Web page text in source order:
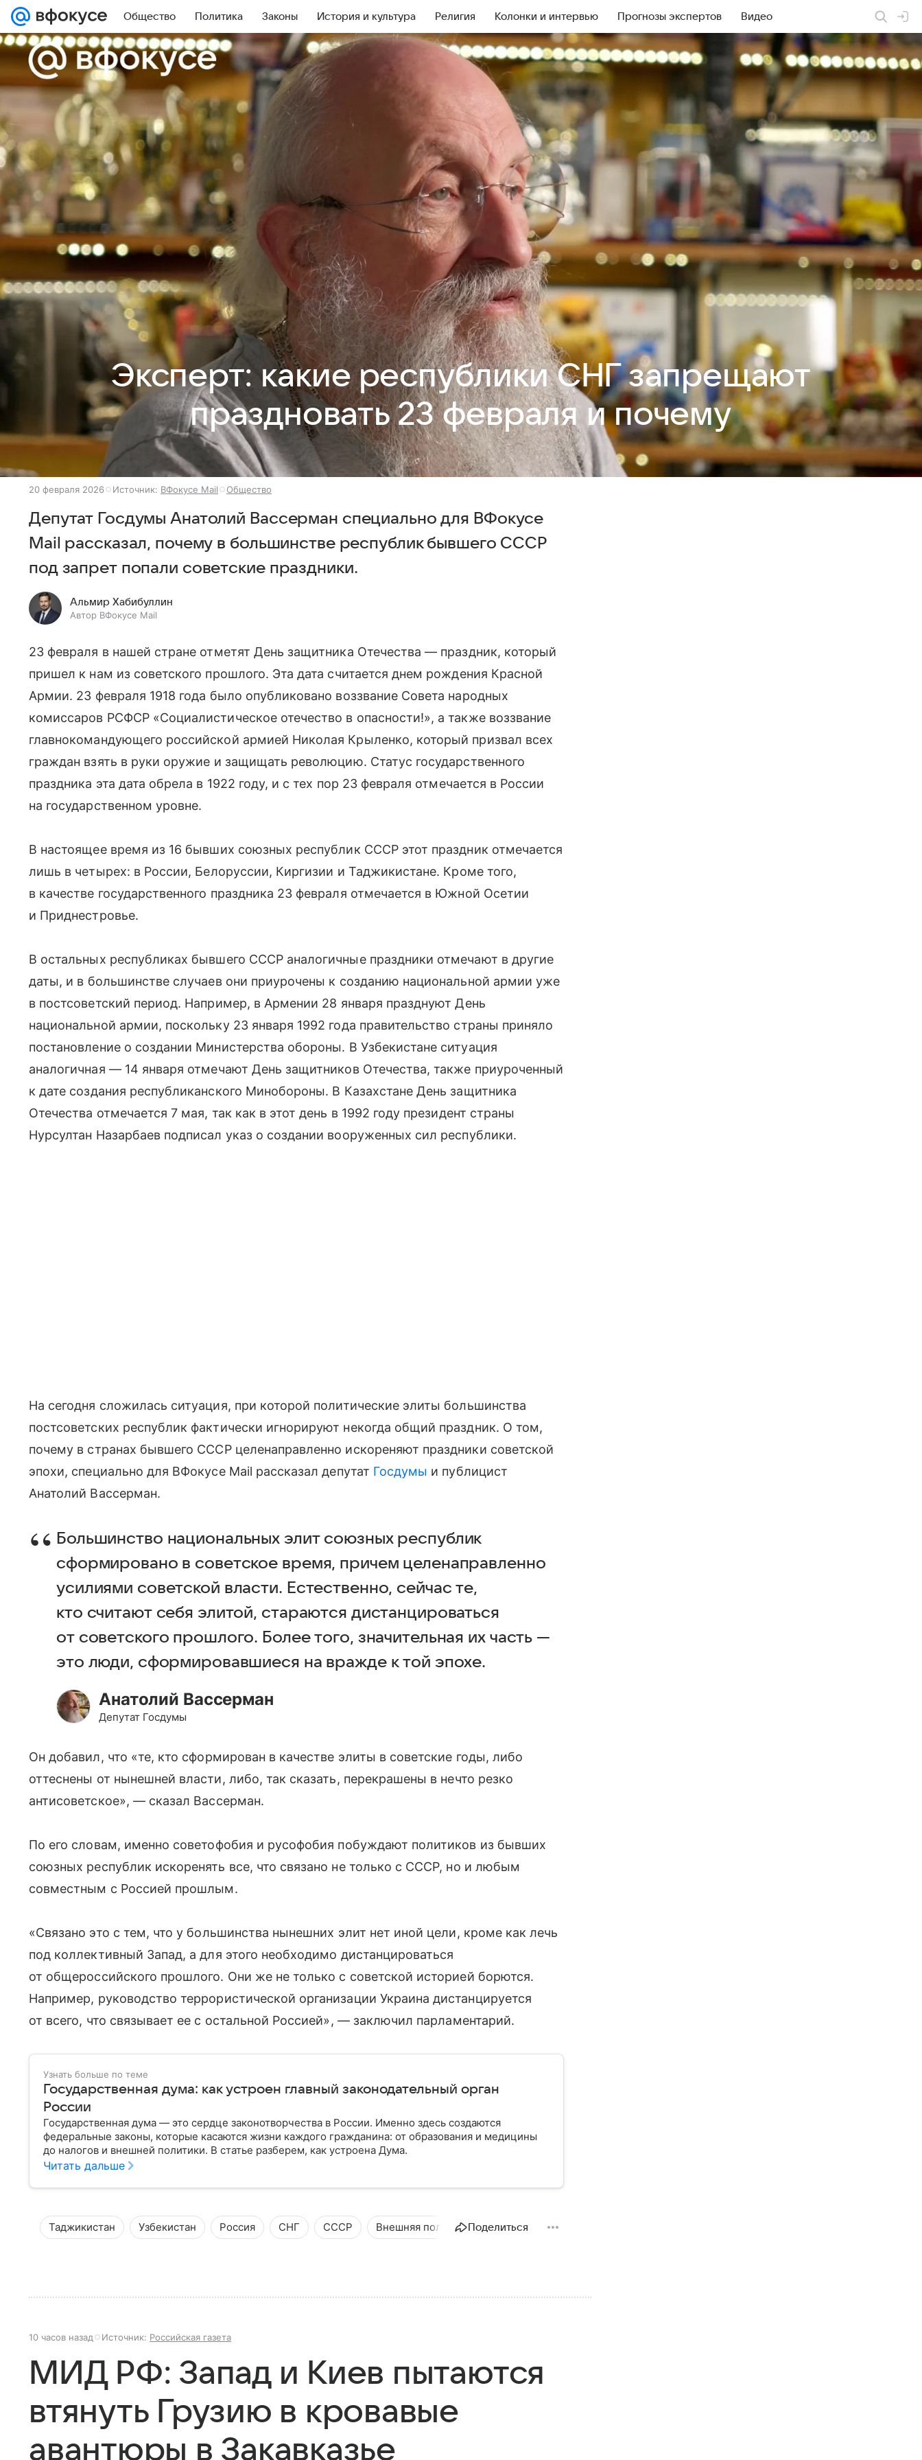
Общество Политика Законы История и культура Религия Колонки и интервью Прогнозы экспертов Видео
Эксперт: какие республики СНГ запрещают
праздновать 23 февраля и почему
20 февраля 2026 Источник: ВФокусе Mail Общество
Депутат Госдумы Анатолий Вассерман специально для ВФокусе
Mail рассказал, почему в большинстве республик бывшего СССР
под запрет попали советские праздники.
Альмир Хабибуллин
Автор ВФокусе Mail
23 февраля в нашей стране отметят День защитника Отечества — праздник, который
пришел к нам из советского прошлого. Эта дата считается днем рождения Красной
Армии. 23 февраля 1918 года было опубликовано воззвание Совета народных
комиссаров РСФСР «Социалистическое отечество в опасности!», а также воззвание
главнокомандующего российской армией Николая Крыленко, который призвал всех
граждан взять в руки оружие и защищать революцию. Статус государственного
праздника эта дата обрела в 1922 году, и с тех пор 23 февраля отмечается в России
на государственном уровне.
В настоящее время из 16 бывших союзных республик СССР этот праздник отмечается
лишь в четырех: в России, Белоруссии, Киргизии и Таджикистане. Кроме того,
в качестве государственного праздника 23 февраля отмечается в Южной Осетии
и Приднестровье.
В остальных республиках бывшего СССР аналогичные праздники отмечают в другие
даты, и в большинстве случаев они приурочены к созданию национальной армии уже
в постсоветский период. Например, в Армении 28 января празднуют День
национальной армии, поскольку 23 января 1992 года правительство страны приняло
постановление о создании Министерства обороны. В Узбекистане ситуация
аналогичная — 14 января отмечают День защитников Отечества, также приуроченный
к дате создания республиканского Минобороны. В Казахстане День защитника
Отечества отмечается 7 мая, так как в этот день в 1992 году президент страны
Нурсултан Назарбаев подписал указ о создании вооруженных сил республики.
На сегодня сложилась ситуация, при которой политические элиты большинства
постсоветских республик фактически игнорируют некогда общий праздник. О том,
почему в странах бывшего СССР целенаправленно искореняют праздники советской
эпохи, специально для ВФокусе Mail рассказал депутат Госдумы и публицист
Анатолий Вассерман.
Большинство национальных элит союзных республик
сформировано в советское время, причем целенаправленно
усилиями советской власти. Естественно, сейчас те,
кто считают себя элитой, стараются дистанцироваться
от советского прошлого. Более того, значительная их часть —
это люди, сформировавшиеся на вражде к той эпохе.
Анатолий Вассерман
Депутат Госдумы
Он добавил, что «те, кто сформирован в качестве элиты в советские годы, либо
оттеснены от нынешней власти, либо, так сказать, перекрашены в нечто резко
антисоветское», — сказал Вассерман.
По его словам, именно советофобия и русофобия побуждают политиков из бывших
союзных республик искоренять все, что связано не только с СССР, но и любым
совместным с Россией прошлым.
«Связано это с тем, что у большинства нынешних элит нет иной цели, кроме как лечь
под коллективный Запад, а для этого необходимо дистанцироваться
от общероссийского прошлого. Они же не только с советской историей борются.
Например, руководство террористической организации Украина дистанцируется
от всего, что связывает ее с остальной Россией», — заключил парламентарий.
Узнать больше по теме
Государственная дума: как устроен главный законодательный орган
России
Государственная дума — это сердце законотворчества в России. Именно здесь создаются
федеральные законы, которые касаются жизни каждого гражданина: от образования и медицины
до налогов и внешней политики. В статье разберем, как устроена Дума.
Читать дальше
Таджикистан Узбекистан Россия СНГ СССР Внешняя политикаПоделиться
10 часов назад Источник: Российская газета
МИД РФ: Запад и Киев пытаются
втянуть Грузию в кровавые
авантюры в Закавказье